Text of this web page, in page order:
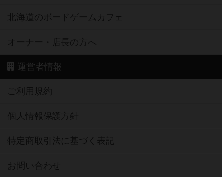
北海道のボードゲームカフェ
オーナー・店長の方へ
運営者情報
ご利用規約
個人情報保護方針
特定商取引法に基づく表記
お問い合わせ